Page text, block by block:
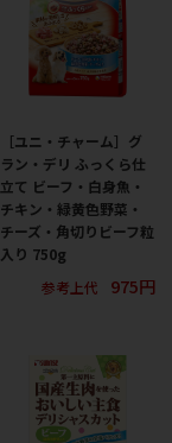
［ユニ・チャーム］グ
ラン・デリ ふっくら仕
立て ビーフ・白身魚・
チキン・緑黄色野菜・
チーズ・角切りビーフ粒
入り 750g
参考上代
975円